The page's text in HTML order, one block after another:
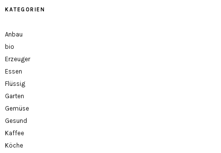
KATEGORIEN
Anbau
bio
Erzeuger
Essen
Flüssig
Garten
Gemüse
Gesund
Kaffee
Köche